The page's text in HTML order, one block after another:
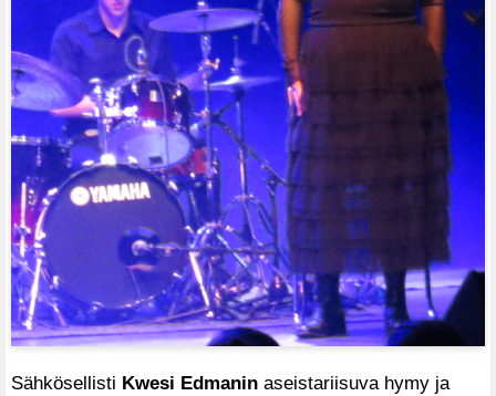
Sähkösellisti Kwesi Edmanin aseistariisuva hymy ja